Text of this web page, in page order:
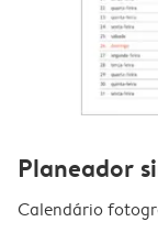
Planeador
Calendário